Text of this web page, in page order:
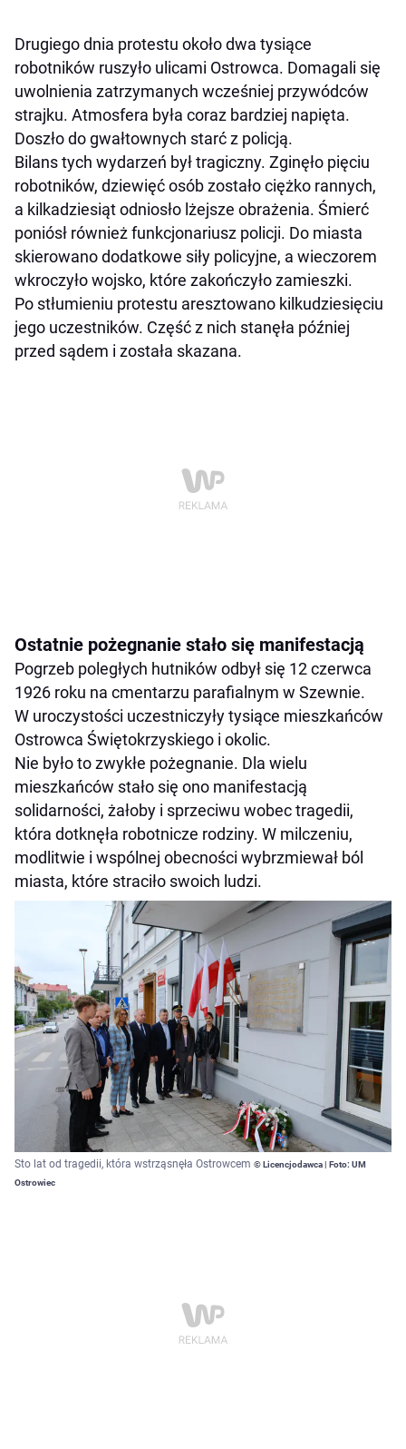
Drugiego dnia protestu około dwa tysiące
robotników ruszyło ulicami Ostrowca. Domagali się
uwolnienia zatrzymanych wcześniej przywódców
strajku. Atmosfera była coraz bardziej napięta.
Doszło do gwałtownych starć z policją.
Bilans tych wydarzeń był tragiczny. Zginęło pięciu
robotników, dziewięć osób zostało ciężko rannych,
a kilkadziesiąt odniosło lżejsze obrażenia. Śmierć
poniósł również funkcjonariusz policji. Do miasta
skierowano dodatkowe siły policyjne, a wieczorem
wkroczyło wojsko, które zakończyło zamieszki.
Po stłumieniu protestu aresztowano kilkudziesięciu
jego uczestników. Część z nich stanęła później
przed sądem i została skazana.
Ostatnie pożegnanie stało się manifestacją
Pogrzeb poległych hutników odbył się 12 czerwca
1926 roku na cmentarzu parafialnym w Szewnie.
W uroczystości uczestniczyły tysiące mieszkańców
Ostrowca Świętokrzyskiego i okolic.
Nie było to zwykłe pożegnanie. Dla wielu
mieszkańców stało się ono manifestacją
solidarności, żałoby i sprzeciwu wobec tragedii,
która dotknęła robotnicze rodziny. W milczeniu,
modlitwie i wspólnej obecności wybrzmiewał ból
miasta, które straciło swoich ludzi.
Sto lat od tragedii, która wstrząsnęła Ostrowcem © Licencjodawca | Foto: UM
Ostrowiec